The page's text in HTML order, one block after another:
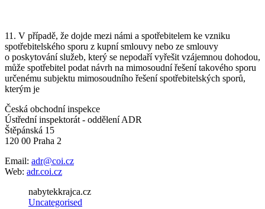
11. V případě, že dojde mezi námi a spotřebitelem ke vzniku
spotřebitelského sporu z kupní smlouvy nebo ze smlouvy
o poskytování služeb, který se nepodaří vyřešit vzájemnou dohodou,
může spotřebitel podat návrh na mimosoudní řešení takového sporu
určenému subjektu mimosoudního řešení spotřebitelských sporů,
kterým je
Česká obchodní inspekce
Ústřední inspektorát - oddělení ADR
Štěpánská 15
120 00 Praha 2
Email: adr@coi.cz
Web: adr.coi.cz
nabytekkrajca.cz
Uncategorised